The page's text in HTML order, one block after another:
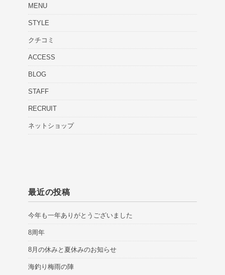
MENU
STYLE
クチコミ
ACCESS
BLOG
STAFF
RECRUIT
ネットショップ
最近の投稿
今年も一年ありがとうございました
8周年
8月の休みと夏休みのお知らせ
海釣り梅雨の陣